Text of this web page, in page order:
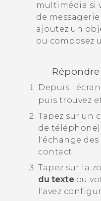
multimédia si
de
ajoutez un
ou composez
Depuis
puis trouvez
Tapez sur un
de
l'échange
contact.
Tapez sur la
du texteou
l'avez